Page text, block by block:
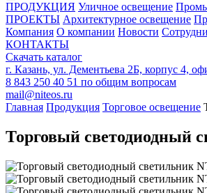
ПРОДУКЦИЯ Уличное освещение
ПРОЕКТЫ Архитектурное освещение
Компания О компании Новости
КОНТАКТЫ
Скачать каталог
г. Казань, ул. Дементьева 2Б, корпус 4,
8 843 250 40 51 по общим вопросам
mail@niteos.ru
Главная Продукция Торговое освещение
Торговый светодиодный